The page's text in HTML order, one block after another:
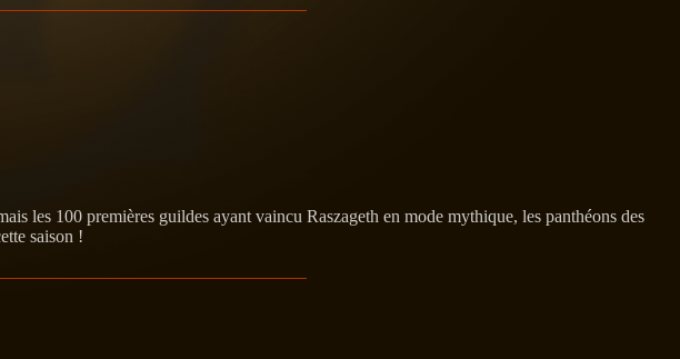
les 100 premières guildes ayant vaincu Raszageth en mode mythique, les panthéons des
saison !